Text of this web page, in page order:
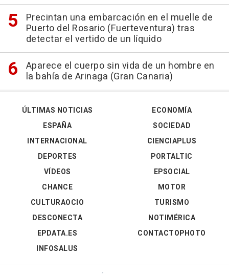
Precintan una embarcación en el muelle de
Puerto del Rosario (Fuerteventura) tras
detectar el vertido de un líquido
Aparece el cuerpo sin vida de un hombre en
la bahía de Arinaga (Gran Canaria)
ÚLTIMAS NOTICIAS
ESPAÑA
INTERNACIONAL
DEPORTES
VÍDEOS
ECONOMÍA
SOCIEDAD
CIENCIAPLUS
PORTALTIC
EPSOCIAL
CHANCE
CULTURAOCIO
DESCONECTA
EPDATA.ES
INFOSALUS
MOTOR
TURISMO
NOTIMÉRICA
CONTACTOPHOTO